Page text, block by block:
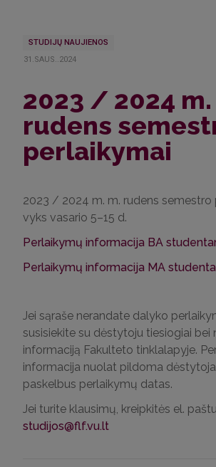
STUDIJŲ NAUJIENOS
31.SAUS..2024
2023 / 2024 m.
rudens
perlaikymai
2023 / 2024 m. m. rudens semestro
vyks vasario 5–15 d.
Perlaikymų informacija BA
Perlaikymų informacija MA
Jei sąraše nerandate dalyko
susisiekite su dėstytoju tiesiogiai bei
informaciją Fakulteto tinklalapyje.
informacija nuolat pildoma
paskelbus perlaikymų datas.
Jei turite klausimų, kreipkitės el. paštu
studijos@flf.vu.lt